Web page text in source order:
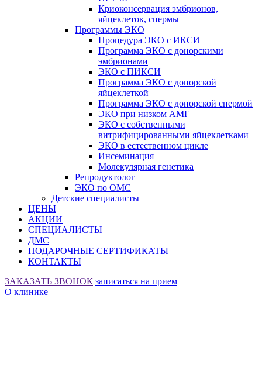
Криоконсервация эмбрионов,
яйцеклеток, спермы
Программы ЭКО
Процедура ЭКО с ИКСИ
Программа ЭКО с донорскими
эмбрионами
ЭКО с ПИКСИ
Программа ЭКО с донорской
яйцеклеткой
Программа ЭКО с донорской спермой
ЭКО при низком АМГ
ЭКО с собственными
витрифицированными яйцеклетками
ЭКО в естественном цикле
Инсеминация
Молекулярная генетика
Репродуктолог
ЭКО по ОМС
Детские специалисты
ЦЕНЫ
АКЦИИ
СПЕЦИАЛИСТЫ
ДМС
ПОДАРОЧНЫЕ СЕРТИФИКАТЫ
КОНТАКТЫ
ЗАКАЗАТЬ ЗВОНОК записаться на прием
О клинике